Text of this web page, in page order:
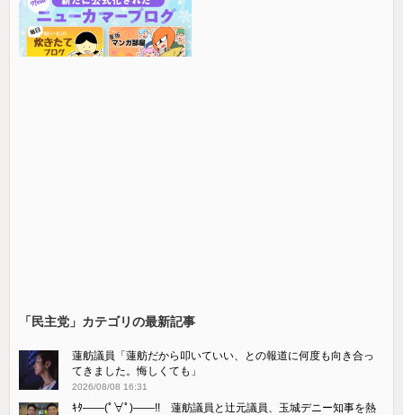
「民主党」カテゴリの最新記事
蓮舫議員「蓮舫だから叩いていい、との報道に何度も向き合っ
てきました。悔しくても」
2026/08/08 16:31
ｷﾀ――(ﾟ∀ﾟ)――!! 蓮舫議員と辻元議員、玉城デニー知事を熱